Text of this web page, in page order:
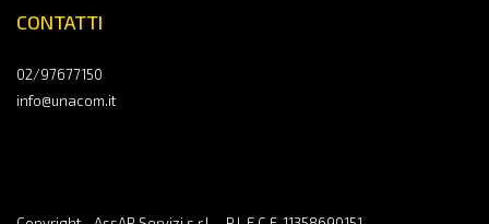
CONTATTI
02/97677150
info@unacom.it